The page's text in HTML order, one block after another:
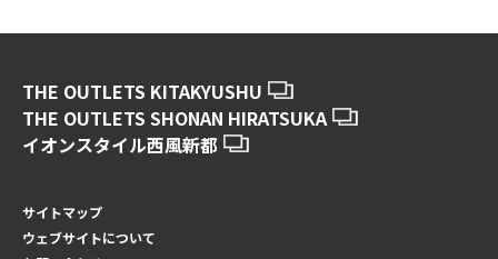
THE OUTLETS KITAKYUSHU
THE OUTLETS SHONAN HIRATSUKA
イオンスタイル西風新都
サイトマップ
ウェブサイトについて